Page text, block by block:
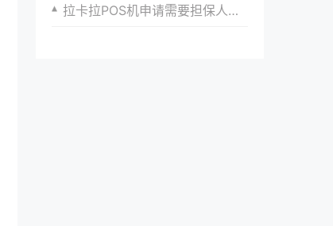
拉卡拉POS机申请需要担保人吗？